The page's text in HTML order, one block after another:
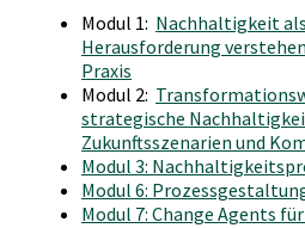
Modul 1: Nachhaltigkeit
Herausforderung
Praxis
Modul 2:
strategische
Zukunftsszenarien und
Modul 3:
Modul 6:
Modul 7: Change Agents